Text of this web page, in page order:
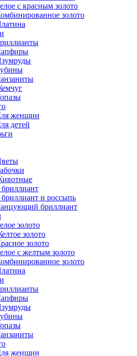
с красным золото
золото
женщин
детей
бриллиант
бриллиант и россыпь
бриллиант
золото
золото
золото
с желтым золото
золото
женщин